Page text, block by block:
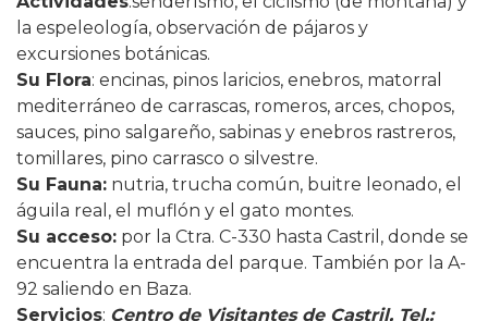
la espeleología, observación de pájaros y
excursiones botánicas.
Su Flora: encinas, pinos laricios, enebros, matorral
mediterráneo de carrascas, romeros, arces, chopos,
sauces, pino salgareño, sabinas y enebros rastreros,
tomillares, pino carrasco o silvestre.
Su Fauna: nutria, trucha común, buitre leonado, el
águila real, el muflón y el gato montes.
Su acceso: por la Ctra. C-330 hasta Castril, donde se
encuentra la entrada del parque. También por la A-
92 saliendo en Baza.
Servicios: Centro de Visitantes de Castril, Tel.: